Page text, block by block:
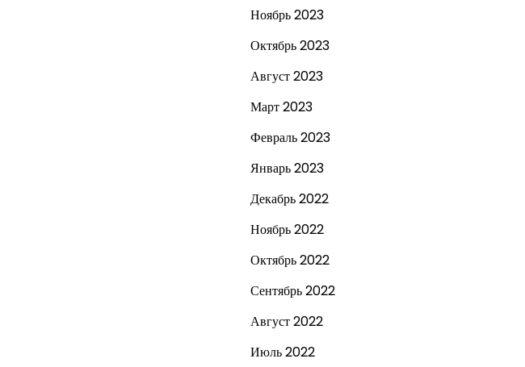
Ноябрь 2023
Октябрь 2023
Август 2023
Март 2023
Февраль 2023
Январь 2023
Декабрь 2022
Ноябрь 2022
Октябрь 2022
Сентябрь 2022
Август 2022
Июль 2022